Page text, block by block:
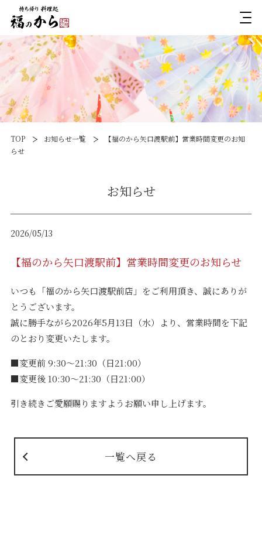
TOP お知らせ一覧
【福のから矢口渡駅前】営業時間変更のお知
らせ
お知らせ
2026/05/13
【福のから矢口渡駅前】営業時間変更のお知らせ
いつも「福のから矢口渡駅前店」をご利用頂き、誠にありが
とうございます。
誠に勝手ながら2026年5月13日（水）より、営業時間を下記
のとおり変更いたします。
■変更前 9:30～21:30（日21:00）
■変更後 10:30～21:30（日21:00）
引き続きご愛願賜りますようお願い申し上げます。
一覧へ戻る